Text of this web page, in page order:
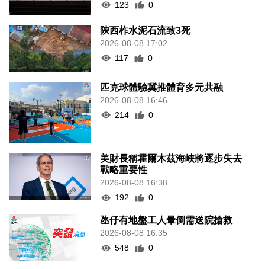
123
0
陝西柞水泥石流致3死
2026-08-08 17:02
117
0
匹克球體驗冀推體育多元共融
2026-08-08 16:46
214
0
美財長稱霍爾木茲海峽將逐步失去
戰略重要性
2026-08-08 16:38
192
0
氹仔有地盤工人暈倒需送院搶救
2026-08-08 16:35
548
0